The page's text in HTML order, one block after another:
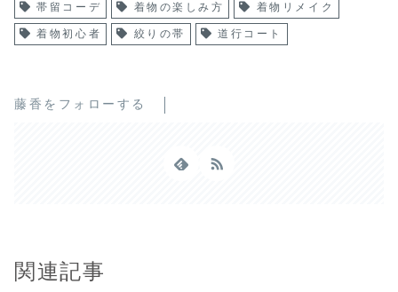
帯留コーデ 着物の楽しみ方 着物リメイク
着物初心者 絞りの帯 道行コート
藤香をフォローする
関連記事